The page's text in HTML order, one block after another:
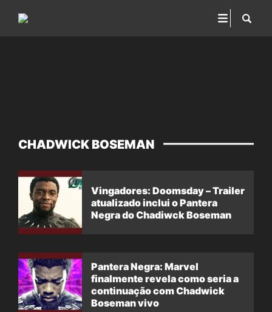
CHADWICK BOSEMAN
Vingadores: Doomsday – Trailer
atualizado inclui o Pantera
Negra do Chadiwck Boseman
Pantera Negra: Marvel
finalmente revela como seria a
continuação com Chadwick
Boseman vivo